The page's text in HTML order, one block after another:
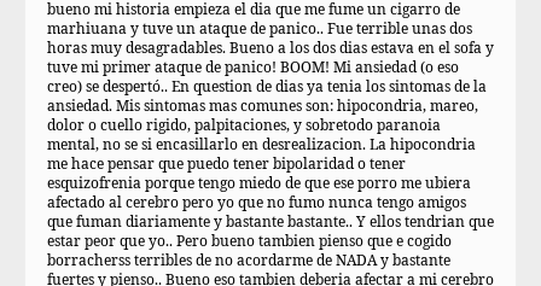
bueno mi historia empieza el dia que me fume un cigarro de
marhiuana y tuve un ataque de panico.. Fue terrible unas dos
horas muy desagradables. Bueno a los dos dias estava en el sofa y
tuve mi primer ataque de panico! BOOM! Mi ansiedad (o eso
creo) se despertó.. En question de dias ya tenia los sintomas de la
ansiedad. Mis sintomas mas comunes son: hipocondria, mareo,
dolor o cuello rigido, palpitaciones, y sobretodo paranoia
mental, no se si encasillarlo en desrealizacion. La hipocondria
me hace pensar que puedo tener bipolaridad o tener
esquizofrenia porque tengo miedo de que ese porro me ubiera
afectado al cerebro pero yo que no fumo nunca tengo amigos
que fuman diariamente y bastante bastante.. Y ellos tendrian que
estar peor que yo.. Pero bueno tambien pienso que e cogido
borracherss terribles de no acordarme de NADA y bastante
fuertes y pienso.. Bueno eso tambien deberia afectar a mi cerebro